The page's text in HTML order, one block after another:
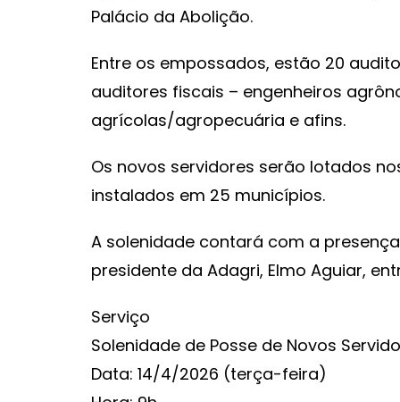
Palácio da Abolição.
Entre os empossados, estão 20
auditores fiscais – engenheiros
agrícolas/agropecuária e afins.
Os novos servidores serão lotados
instalados em 25 municípios.
A solenidade contará com a
presidente da Adagri, Elmo Aguiar,
Serviço
Solenidade de Posse de Novos
Data: 14/4/2026 (terça-feira)